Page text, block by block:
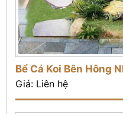
Bể Cá Koi Bên Hông
Giá: Liên hệ